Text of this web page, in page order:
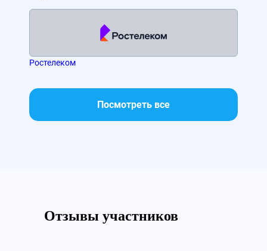
Ростелеком
Посмотреть все
Отзывы участников